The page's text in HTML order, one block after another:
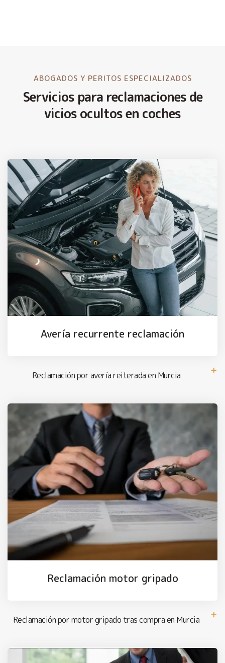
ABOGADOS Y PERITOS ESPECIALIZADOS
Servicios para reclamaciones de
vicios ocultos en coches
Avería recurrente reclamación
Reclamación por avería reiterada en Murcia
Reclamación motor gripado
Reclamación por motor gripado tras compra en Murcia